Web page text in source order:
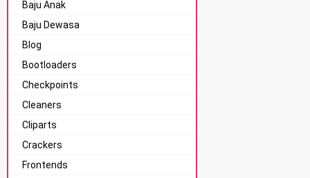
Baju Anak
Baju Dewasa
Blog
Bootloaders
Checkpoints
Cleaners
Cliparts
Crackers
Frontends